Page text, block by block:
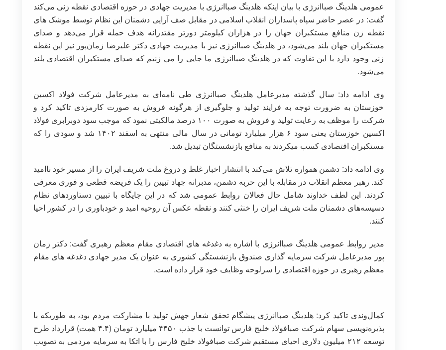
عمومی هلدینگ صباانرژی با بیان اینکه هلدینگ صباانرژی با مدیریت جهادی در حوزه اقتصادی نقطه زنی می‌کند
گفت: در عصر حاضر سپاه پاسداران انقلاب اسلامی در مقابل صف آرایی دشمنان این نظام توسط موشک های
نقطه زن منافع مستکبران جهان را در هزاران کیلومتر دورتر مقتدرانه هدف حمله قرار می‌دهد و صدای
مستکبران جهان بلند ‌می‌شود، در هلدینگ صباانرژی نیز با مدیریت جهادی دکتر علیرضا زمان‌پور نیز این نقطه
زنی وجود دارد با این تفاوت که در هلدینگ صباانرژی ما جایی را می زنیم که صدای مستکبران اقتصادی بلند
می‌شود.
وی ادامه داد: سال گذشته مدیرعامل هلدینگ صباانرژی طی نامه‌ای به مدیرعامل شرکت فولاد اکسین
خوزستان به ضرورت توجه به فرایند تولید و جلوگیری از هرگونه فروش به صورت کارمزدی تاکید کرد و
شرکت را موظف به رعایت تولید و فروش به صورت ۱۰۰ درصد مالکیتی نمود که موجب سود دوبرابری فولاد
اکسین خوزستان یعنی سود ۶ هزار میلیارد تومانی در سال مالی منتهی به اسفند ۱۴۰۲ شد و سودی را که
مستکبران اقتصادی کسب میکردند به منافع بازنشستگان تبدیل شد.
وی ادامه داد: دشمن همواره تلاش می‌کند با انتشار اخبار غلط و دروغ ملت شریف ایران را از مسیر خود ناامید
کند. رهبر معظم انقلاب در مقابله با این حربه دشمن، مدبرانه جهاد تبیین را یک فریضه قطعی و فوری معرفی
کردند. این لطف خداوند شامل حال فعالان روابط عمومی شد که در این جایگاه با تبیین دستاوردهای نظام
دسیسه‌های دشمنان ملت شریف ایران را خنثی کنند و نقطه عکس آن روحیه امید و خودباوری را در کشور احیا
کنند.
مدیر روابط عمومی هلدینگ صباانرژی با اشاره به دغدغه های اقتصادی مقام معظم رهبری گفت: دکتر زمان
پور مدیرعامل شرکت سرمایه گذاری صندوق بازنشستگی کشوری به عنوان یک مدیر جهادی دغدغه های مقام
معظم رهبری در حوزه اقتصادی را سرلوحه وظایف خود قرار داده است.
کمال‌وندی تاکید کرد: هلدینگ صباانرژی پیشگام تحقق شعار جهش تولید با مشارکت مردم بود، به طوریکه با
پذیره‌نویسی سهام شرکت صبافولاد خلیج فارس توانست با جذب ۴۴۵۰ میلیارد تومان (۴.۴ همت) قرارداد طرح
توسعه ۲۱۲ میلیون دلاری احیای مستقیم شرکت صبافولاد خلیج فارس را با اتکا به سرمایه مردمی به تصویب